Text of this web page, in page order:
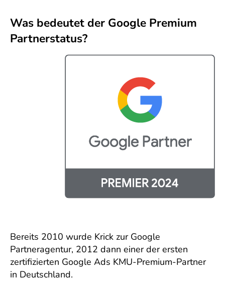
Was bedeutet der Google Premium
Partnerstatus?
Bereits 2010 wurde Krick zur Google
Partneragentur, 2012 dann einer der ersten
zertifizierten Google Ads KMU-Premium-Partner
in Deutschland.